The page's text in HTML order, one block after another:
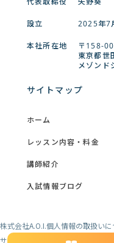
設立 2025年7
本社所在地
〒
東京都世
メゾンド
サイトマップ
ホーム
レッスン内容・料金
講師紹介
入試情報ブログ
株式会社A.O.I.個人情報の取扱いに
サイト利用条件
クッキーポリシー